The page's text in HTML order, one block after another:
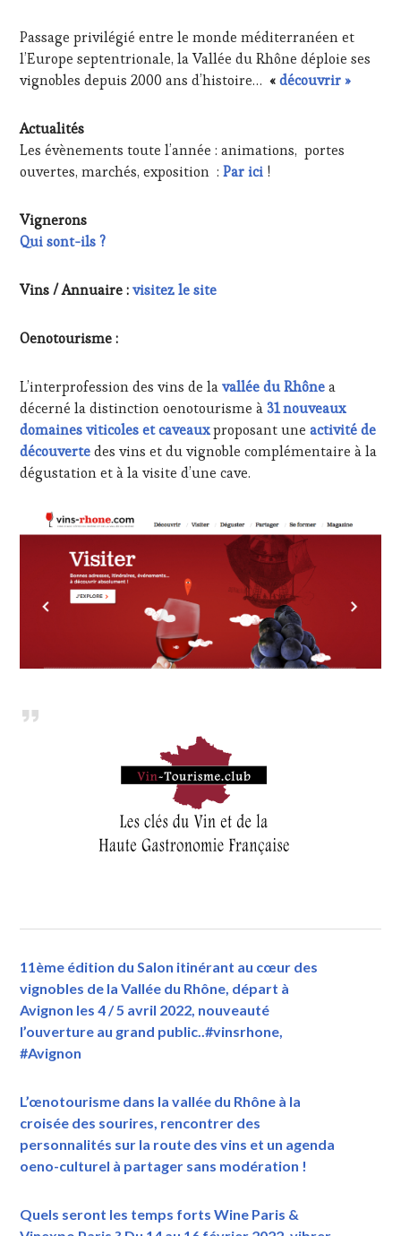
Passage privilégié entre le monde méditerranéen et
l’Europe septentrionale, la Vallée du Rhône déploie ses
vignobles depuis 2000 ans d’histoire… «découvrir »
Actualités
Les évènements toute l’année : animations, portes
ouvertes, marchés, exposition :Par ici !
Vignerons
Qui sont-ils ?
Vins / Annuaire : visitez le site
Oenotourisme :
L’interprofession des vins de lavallée du Rhônea
décerné la distinction oenotourisme à31 nouveaux
domaines viticoles et caveauxproposant uneactivité de
découvertedes vins et du vignoble complémentaire à la
dégustation et à la visite d’une cave.
11ème édition du Salon itinérant au cœur des
vignobles de la Vallée du Rhône, départ à
Avignon les 4 / 5 avril 2022, nouveauté
l’ouverture au grand public..#vinsrhone,
#Avignon
L’œnotourisme dans la vallée du Rhône à la
croisée des sourires, rencontrer des
personnalités sur la route des vins et un agenda
oeno-culturel à partager sans modération !
Quels seront les temps forts Wine Paris &